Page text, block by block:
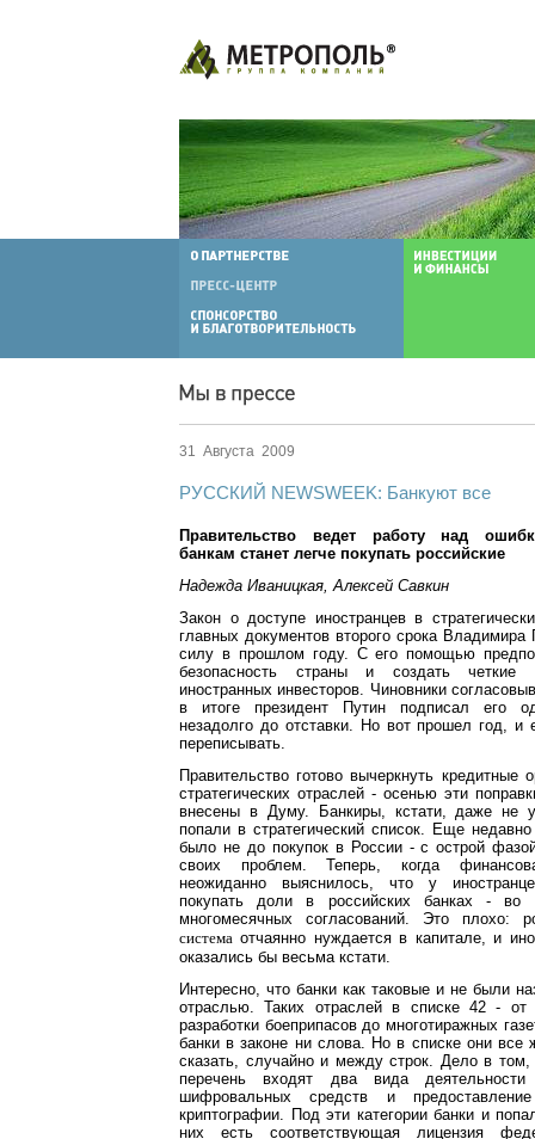
31 Августа 2009
РУССКИЙ NEWSWEEK: Банкуют все
Правительство ведет работу над
банкам станет легче покупать российские
Надежда Иваницкая, Алексей Савкин
Закон о доступе иностранцев в
главных документов второго срока
силу в прошлом году. С его помощью
безопасность страны и создать
иностранных инвесторов. Чиновники
в итоге президент Путин подписал его
незадолго до отставки. Но вот прошел год, и
переписывать.
Правительство готово вычеркнуть кредитные
стратегических отраслей - осенью эти
внесены в Думу. Банкиры, кстати, даже не
попали в стратегический список. Еще
было не до покупок в России - с острой
своих проблем. Теперь, когда
неожиданно выяснилось, что у
покупать доли в российских банках - во
многомесячных согласований. Это плохо:
система отчаянно нуждается в капитале, и
оказались бы весьма кстати.
Интересно, что банки как таковые и не были
отраслью. Таких отраслей в списке 42 - от
разработки боеприпасов до многотиражных
банки в законе ни слова. Но в списке они все
сказать, случайно и между строк. Дело в том,
перечень входят два вида деятельности
шифровальных средств и
криптографии. Под эти категории банки и
них есть соответствующая лицензия